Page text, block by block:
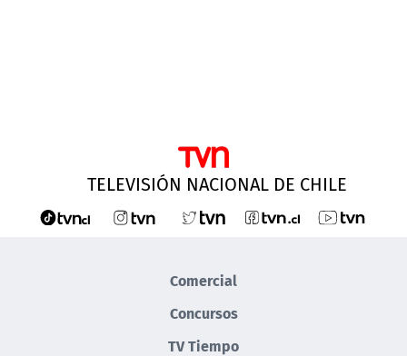
TELEVISIÓN NACIONAL DE CHILE
Comercial
Concursos
TV Tiempo